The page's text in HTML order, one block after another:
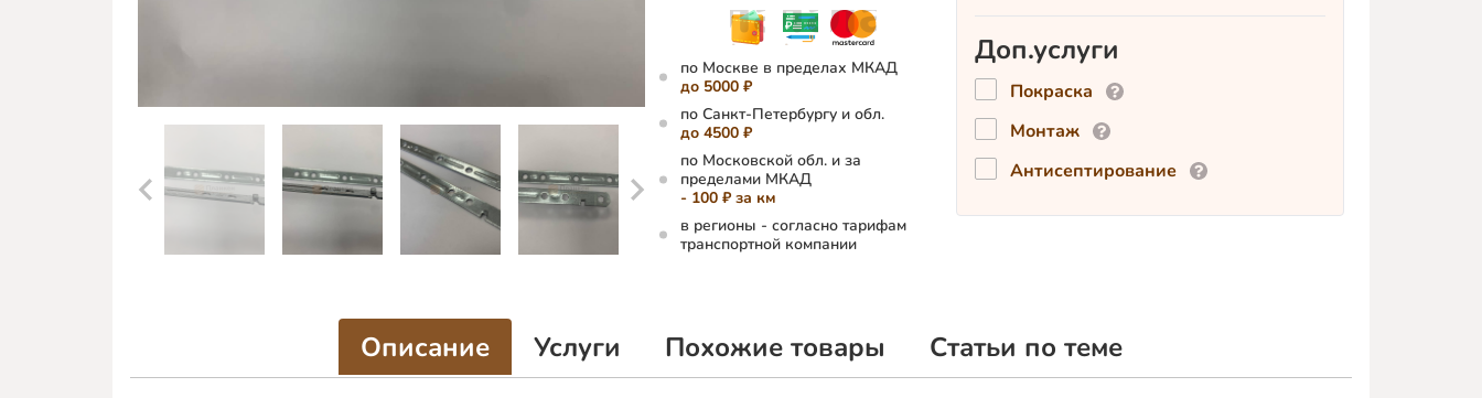
по Москве в пределах МКАД
до 5000 ₽
по Санкт-Петербургу и обл.
до 4500 ₽
по Московской обл. и за
пределами МКАД
- 100 ₽ за км
в регионы - согласно тарифам
транспортной компании
Доп.услуги
Покраска
Монтаж
Антисептирование
Описание Услуги Похожие товары Статьи по теме